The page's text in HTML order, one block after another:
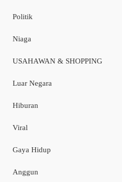
Politik
Niaga
USAHAWAN & SHOPPING
Luar Negara
Hiburan
Viral
Gaya Hidup
Anggun